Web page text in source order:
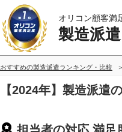
オリコン顧客満
製造派遣
おすすめの製造派遣ランキング・比較
【2024年】製造派遣